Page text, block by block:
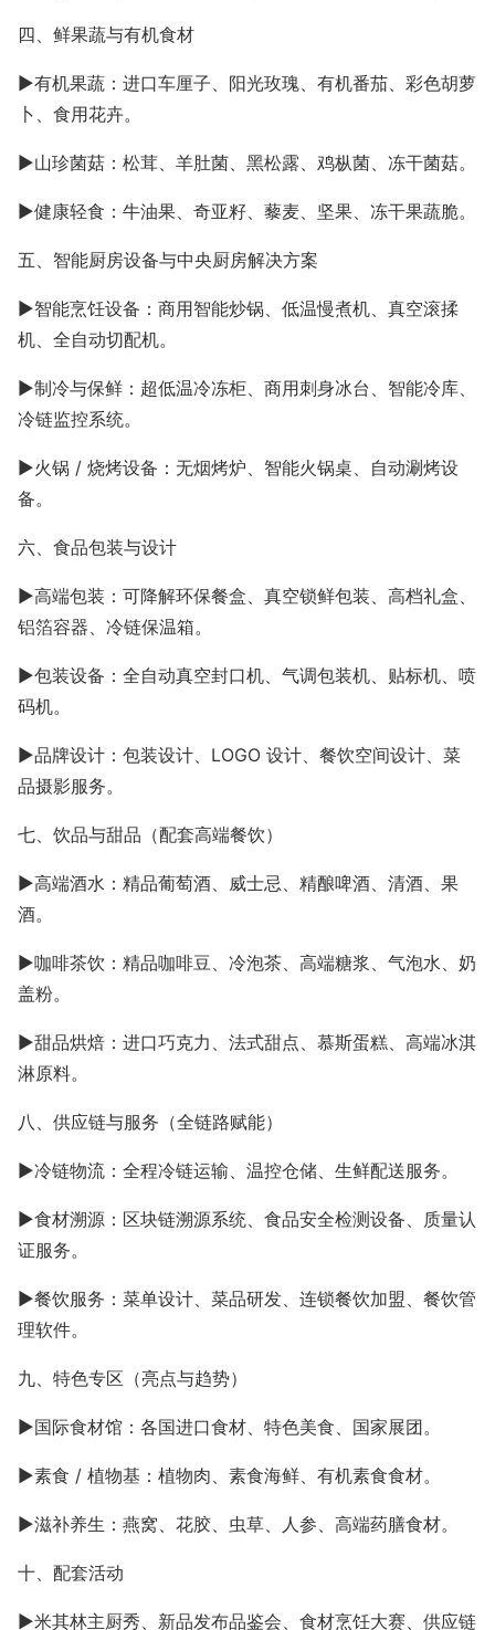
四、鲜果蔬与有机食材
►有机果蔬：进口车厘子、阳光玫瑰、有机番茄、彩色胡萝
卜、食用花卉。
►山珍菌菇：松茸、羊肚菌、黑松露、鸡枞菌、冻干菌菇。
►健康轻食：牛油果、奇亚籽、藜麦、坚果、冻干果蔬脆。
五、智能厨房设备与中央厨房解决方案
►智能烹饪设备：商用智能炒锅、低温慢煮机、真空滚揉
机、全自动切配机。
►制冷与保鲜：超低温冷冻柜、商用刺身冰台、智能冷库、
冷链监控系统。
►火锅 / 烧烤设备：无烟烤炉、智能火锅桌、自动涮烤设
备。
六、食品包装与设计
►高端包装：可降解环保餐盒、真空锁鲜包装、高档礼盒、
铝箔容器、冷链保温箱。
►包装设备：全自动真空封口机、气调包装机、贴标机、喷
码机。
►品牌设计：包装设计、 LOGO 设计、餐饮空间设计、菜
品摄影服务。
七、饮品与甜品（配套高端餐饮）
►高端酒水：精品葡萄酒、威士忌、精酿啤酒、清酒、果
酒。
►咖啡茶饮：精品咖啡豆、冷泡茶、高端糖浆、气泡水、奶
盖粉。
►甜品烘焙：进口巧克力、法式甜点、慕斯蛋糕、高端冰淇
淋原料。
八、供应链与服务（全链路赋能）
►冷链物流：全程冷链运输、温控仓储、生鲜配送服务。
►食材溯源：区块链溯源系统、食品安全检测设备、质量认
证服务。
►餐饮服务：菜单设计、菜品研发、连锁餐饮加盟、餐饮管
理软件。
九、特色专区（亮点与趋势）
►国际食材馆：各国进口食材、特色美食、国家展团。
►素食 / 植物基：植物肉、素食海鲜、有机素食食材。
►滋补养生：燕窝、花胶、虫草、人参、高端药膳食材。
十、配套活动
►米其林主厨秀、新品发布品鉴会、食材烹饪大赛、供应链